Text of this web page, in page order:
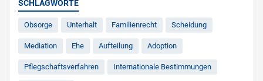
SCHLAGWORTE
Obsorge Unterhalt Familienrecht Scheidung
Mediation Ehe Aufteilung Adoption
Pflegschaftsverfahren Internationale Bestimmungen